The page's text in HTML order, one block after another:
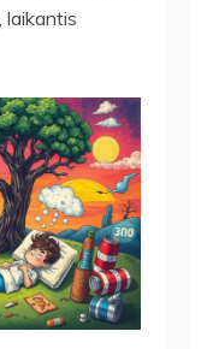
laikantis